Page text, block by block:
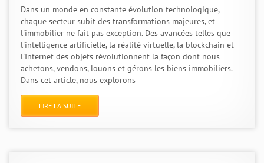
Dans un monde en constante évolution technologique,
chaque secteur subit des transformations majeures, et
l'immobilier ne fait pas exception. Des avancées telles que
l'intelligence artificielle, la réalité virtuelle, la blockchain et
l'Internet des objets révolutionnent la façon dont nous
achetons, vendons, louons et gérons les biens immobiliers.
Dans cet article, nous explorons
LIRE LA SUITE